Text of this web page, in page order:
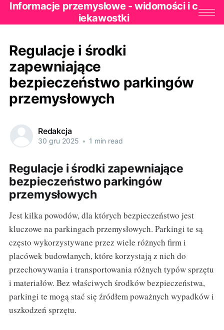
Informacje przemysłowe - widomości i c
iekawostki
Regulacje i środki
zapewniające
bezpieczeństwo parkingów
przemysłowych
Redakcja
30 gru 2025 • 1 min read
Regulacje i środki zapewniające
bezpieczeństwo parkingów
przemysłowych
Jest kilka powodów, dla których bezpieczeństwo jest
kluczowe na parkingach przemysłowych. Parkingi te są
często wykorzystywane przez wiele różnych firm i
placówek budowlanych, które korzystają z nich do
przechowywania i transportowania różnych typów sprzętu
i materiałów. Bez właściwych środków bezpieczeństwa,
parkingi te mogą stać się źródłem poważnych wypadków i
uszkodzeń sprzętu.